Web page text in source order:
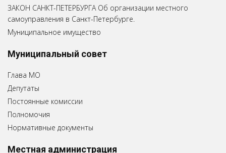
ЗАКОН САНКТ-ПЕТЕРБУРГА Об организации местного
самоуправления в Санкт-Петербурге.
Муниципальное имущество
Муниципальный совет
Глава МО
Депутаты
Постоянные комиссии
Полномочия
Нормативные документы
Местная администрация